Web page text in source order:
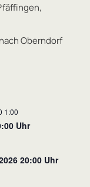
Oberndorf
1:00
Uhr
20:00 Uhr